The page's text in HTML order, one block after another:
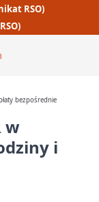
RSO)
bezpośrednie
w
i